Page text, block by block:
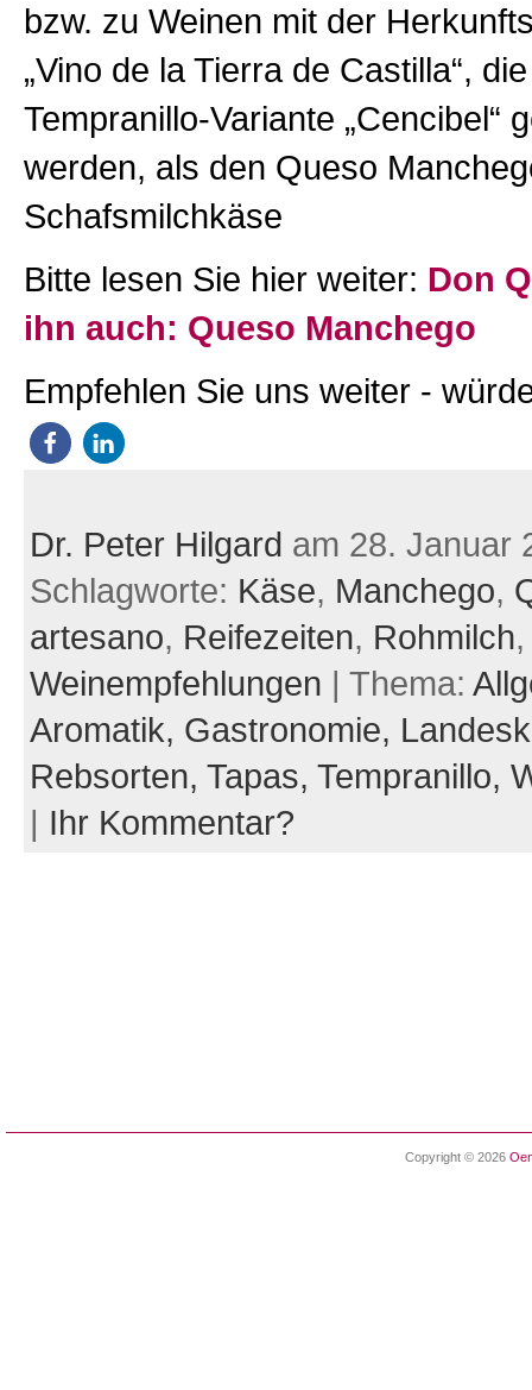
bzw. zu Weinen mit der
„Vino de la Tierra de Castilla“,
Tempranillo-Variante „Cencibel“
werden, als den Queso
Schafsmilchkäse
Bitte lesen Sie hier weiter: Don
ihn auch: Queso Manchego
Empfehlen Sie uns weiter -
Dr. Peter Hilgard am 28. Januar
Schlagworte: Käse, Manchego,
artesano, Reifezeiten, Rohmilch,
Weinempfehlungen | Thema:
Aromatik, Gastronomie,
Rebsorten, Tapas, Tempranillo,
| Ihr Kommentar?
Copyright © 2026